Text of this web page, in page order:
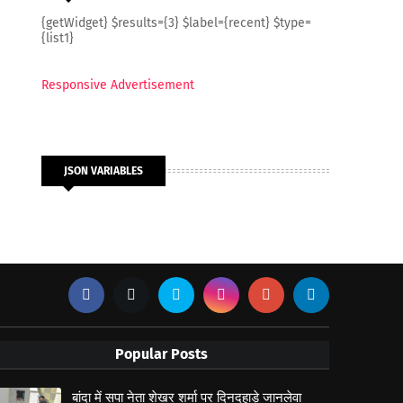
{getWidget} $results={3} $label={recent} $type=
{list1}
Responsive Advertisement
JSON VARIABLES
Popular Posts
बांदा में सपा नेता शेखर शर्मा पर दिनदहाड़े जानलेवा